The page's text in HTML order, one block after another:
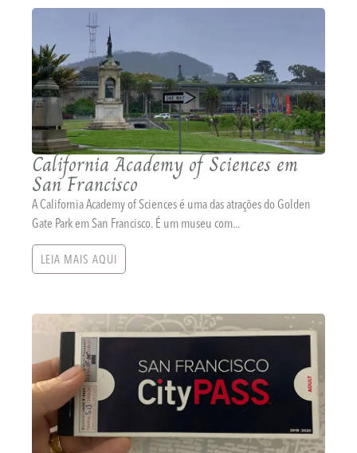
California Academy of Sciences em
San Francisco
A California Academy of Sciences é uma das atrações do Golden
Gate Park em San Francisco. É um museu com...
LEIA MAIS AQUI